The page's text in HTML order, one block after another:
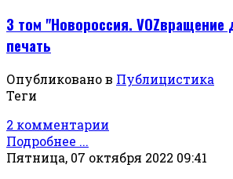
3 том "Новороссия.
печать
Опубликовано в Публицистика
Теги
2 комментарии
Подробнее ...
Пятница, 07 октября 2022 09:41